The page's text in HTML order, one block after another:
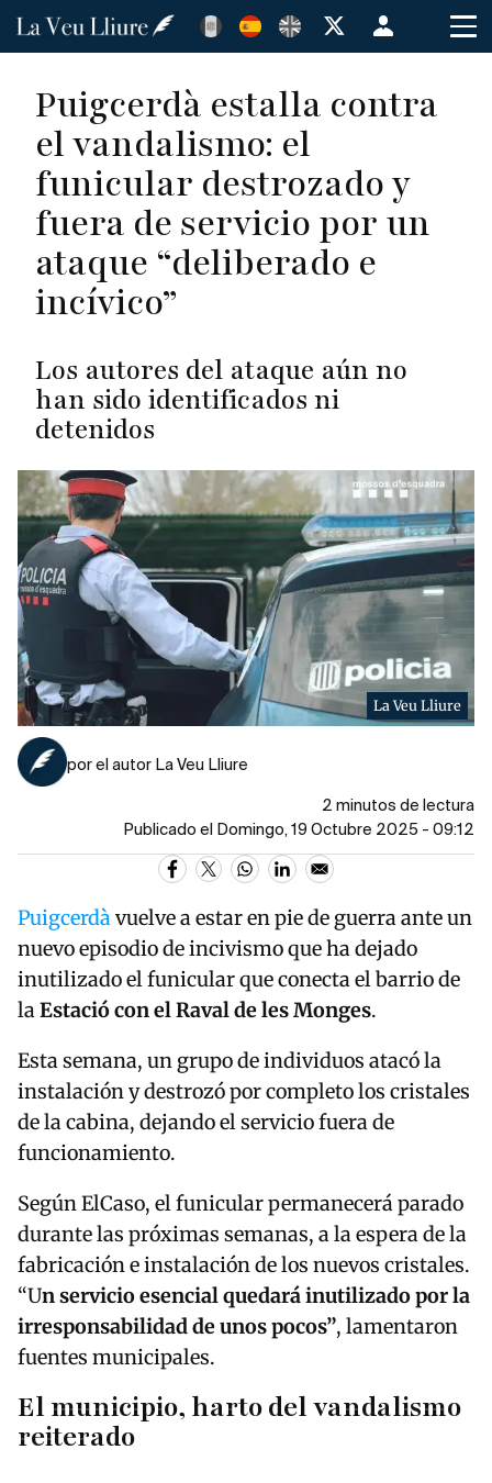
Pasar
principal
Menú
de
cuenta
de
Puigcerdà estalla contra
el vandalismo: el
funicular destrozado y
fuera de servicio por un
ataque “deliberado e
incívico”
Los autores del ataque aún no
han sido identificados ni
detenidos
La Veu Lliure
por el autor La Veu Lliure
2 minutos de lectura
Publicado el Domingo, 19 Octubre 2025 - 09:12
Puigcerdàvuelve a estar en pie de guerra ante un
nuevo episodio de incivismo que ha dejado
inutilizado el funicular que conecta el barrio de
laEstació con el Raval de les Monges.
Esta semana, un grupo de individuos atacó la
instalación y destrozó por completo los cristales
de la cabina, dejando el servicio fuera de
funcionamiento.
Según ElCaso, el funicular permanecerá parado
durante las próximas semanas, a la espera de la
fabricación e instalación de los nuevos cristales.
“Un servicio esencial quedará inutilizado por la
irresponsabilidad de unos pocos”, lamentaron
fuentes municipales.
El municipio, harto del vandalismo
reiterado